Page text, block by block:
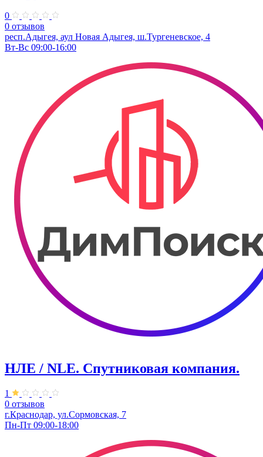
0
0 отзывов
респ.Адыгея, аул Новая Адыгея, ш.Тургеневское, 4
Вт-Вс 09:00-16:00
НЛЕ / NLE. Спутниковая компания.
1
0 отзывов
г.Краснодар, ул.Сормовская, 7
Пн-Пт 09:00-18:00